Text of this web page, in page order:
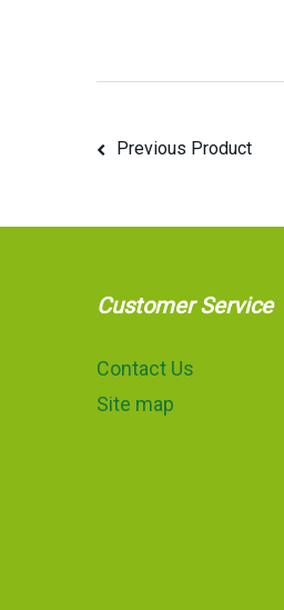
Previous Product
Customer Service
Contact Us
Site map